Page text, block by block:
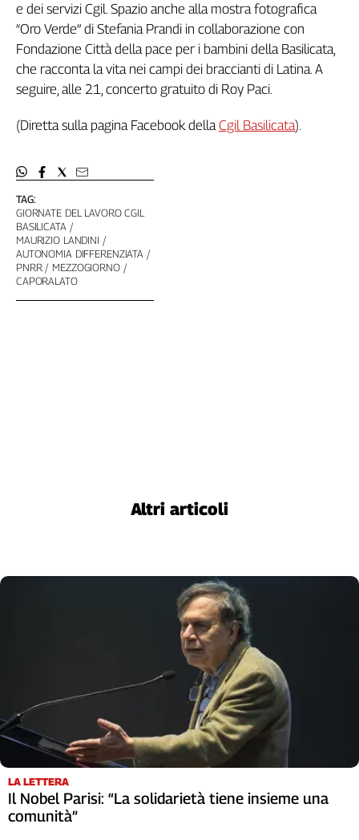
TAG:
GIORNATE DEL LAVORO CGIL
BASILICATA
MAURIZIO LANDINI
AUTONOMIA DIFFERENZIATA
PNRR
MEZZOGIORNO
CAPORALATO
e dei servizi Cgil. Spazio anche alla mostra fotografica
“Oro Verde” di Stefania Prandi in collaborazione con
Fondazione Città della pace per i bambini della Basilicata,
che racconta la vita nei campi dei braccianti di Latina. A
seguire, alle 21, concerto gratuito di Roy Paci.
(Diretta sulla pagina Facebook dellaCgil Basilicata).
Altri articoli
LA LETTERA
Il Nobel Parisi: “La solidarietà tiene insieme una
comunità”